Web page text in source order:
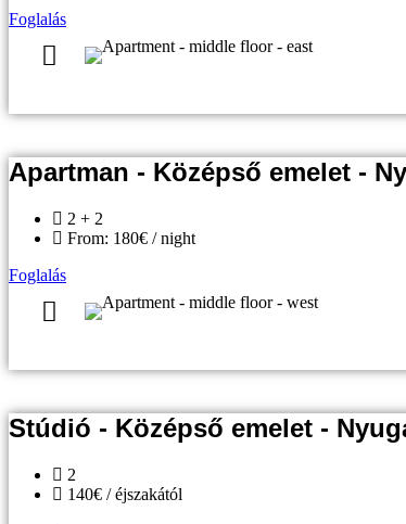
Foglalás
Apartman - Középső emelet -
2 + 2
From: 180€ / night
Foglalás
Stúdió - Középső emelet -
2
140€ / éjszakától